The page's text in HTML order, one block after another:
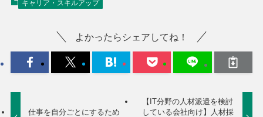
キャリア・スキルアップ
よかったらシェアしてね！
仕事を自分ごとにするため
【IT分野の人材派遣を検討
している会社向け】人材採